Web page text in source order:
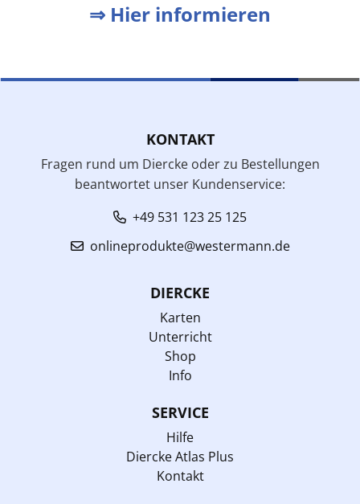
⇒ Hier informieren
KONTAKT
Fragen rund um Diercke oder zu Bestellungen
beantwortet unser Kundenservice:
+49 531 123 25 125
onlineprodukte@westermann.de
DIERCKE
Karten
Unterricht
Shop
Info
SERVICE
Hilfe
Diercke Atlas Plus
Kontakt